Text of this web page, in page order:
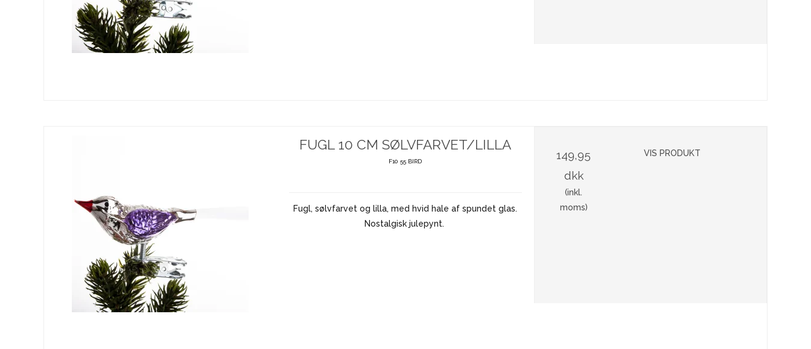
FUGL 10 CM SØLVFARVET/LILLA
F10 55 BIRD
Fugl, sølvfarvet og lilla, med hvid hale af spundet glas.
Nostalgisk julepynt.
149,95
dkk
(inkl.
moms)
VIS PRODUKT